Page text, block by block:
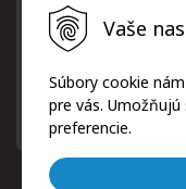
Vaše
Súbory cookie
pre vás.
preferencie.
Vaše osobné údaje
účelom v súlade s
osobných údajov.
písomne, emailom
informačného emailu.